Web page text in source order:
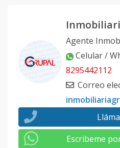
Agente
Celular /
8295442112
Correo
Escribeme